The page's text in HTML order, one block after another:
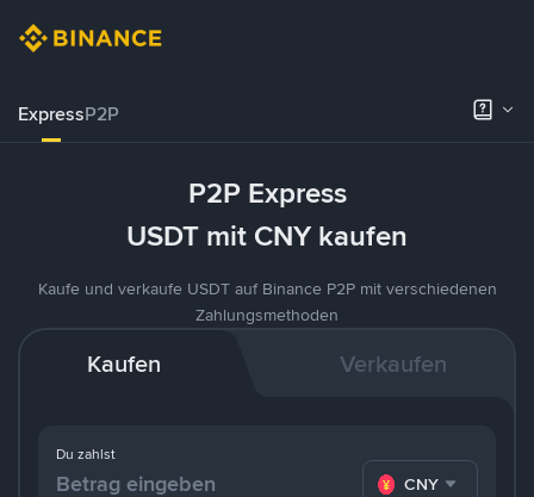
ExpressP2P
P2P Express
USDT mit CNY kaufen
Kaufe und verkaufe USDT auf Binance P2P mit verschiedenen
Zahlungsmethoden
Kaufen Verkaufen
Du zahlst
CNY